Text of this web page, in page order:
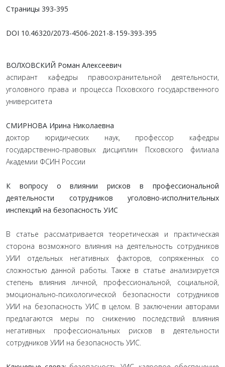
Страницы 393-395
DOI 10.46320/2073-4506-2021-8-159-393-395
ВОЛХОВСКИЙ Роман Алексеевич
аспирант кафедры правоохранительной деятельности,
уголовного права и процесса Псковского государственного
университета
СМИРНОВА Ирина Николаевна
доктор юридических наук, профессор кафедры
государственно-правовых дисциплин Псковского филиала
Академии ФСИН России
К вопросу о влиянии рисков в профессиональной
деятельности сотрудников уголовно-исполнительных
инспекций на безопасность УИС
В статье рассматривается теоретическая и практическая
сторона возможного влияния на деятельность сотрудников
УИИ отдельных негативных факторов, сопряженных со
сложностью данной работы. Также в статье анализируется
степень влияния личной, профессиональной, социальной,
эмоционально-психологической безопасности сотрудников
УИИ на безопасность УИС в целом. В заключении авторами
предлагаются меры по снижению последствий влияния
негативных профессиональных рисков в деятельности
сотрудников УИИ на безопасность УИС.